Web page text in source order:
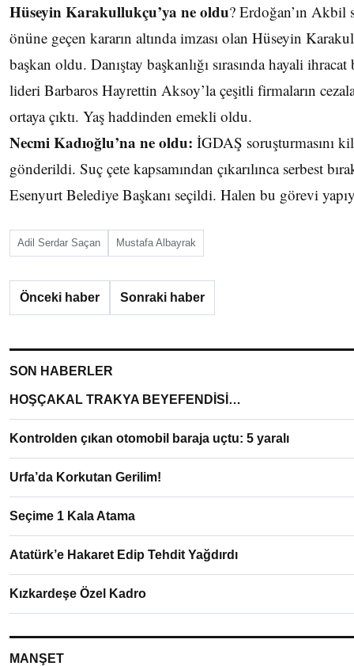
Hüseyin Karakullukçu’ya ne oldu? Erdoğan’ın Akbil
önüne geçen kararın altında imzası olan Hüseyin
başkan oldu. Danıştay başkanlığı sırasında hayali
lideri Barbaros Hayrettin Aksoy’la çeşitli firmaların
ortaya çıktı. Yaş haddinden emekli oldu.
Necmi Kadıoğlu’na ne oldu: İGDAŞ soruşturmasını
gönderildi. Suç çete kapsamından çıkarılınca serbest
Esenyurt Belediye Başkanı seçildi. Halen bu görevi
Adil Serdar Saçan Mustafa Albayrak
Önceki haber Sonraki haber
SON HABERLER
HOŞÇAKAL TRAKYA BEYEFENDİSİ…
Kontrolden çıkan otomobil baraja uçtu: 5 yaralı
Urfa’da Korkutan Gerilim!
Seçime 1 Kala Atama
Atatürk’e Hakaret Edip Tehdit Yağdırdı
Kızkardeşe Özel Kadro
MANŞET